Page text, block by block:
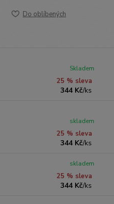
Do oblíbených
25 % sleva
344 Kč/ks
Skladem
25 % sleva
344 Kč/ks
skladem
25 % sleva
344 Kč/ks
skladem